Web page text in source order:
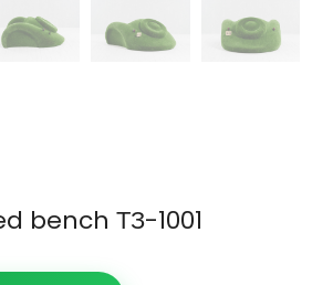
bench ТЗ-1001